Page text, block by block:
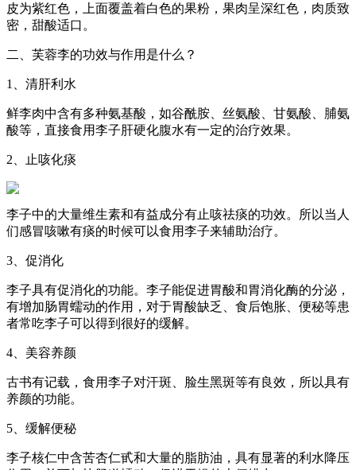
皮为紫红色，上面覆盖着白色的果粉，果肉呈深红色，肉质致
密，甜酸适口。
二、芙蓉李的功效与作用是什么？
1、清肝利水
鲜李肉中含有多种氨基酸，如谷酰胺、丝氨酸、甘氨酸、脯氨
酸等，直接食用李子肝硬化腹水有一定的治疗效果。
2、止咳化痰
李子中的大量维生素和有益成分有止咳祛痰的功效。所以当人
们感冒咳嗽有痰的时候可以食用李子来辅助治疗。
3、促消化
李子具有促消化的功能。李子能促进胃酸和胃消化酶的分泌，
有增加肠胃蠕动的作用，对于胃酸缺乏、食后饱胀、便秘等患
者常吃李子可以得到很好的缓解。
4、美容养颜
古书有记载，食用李子对汗斑、脸生黑斑等有良效，所以具有
养颜的功能。
5、缓解便秘
李子核仁中含苦杏仁甙和大量的脂肪油，具有显著的利水降压